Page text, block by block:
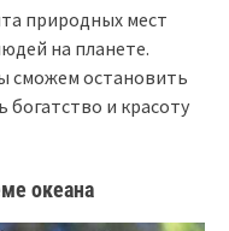
природных мест
на планете.
сможем остановить
и красоту
океана